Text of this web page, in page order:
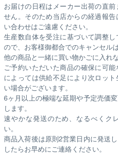
お届けの日程はメーカー出荷の直
せん。そのため当店からの経過報
い合わせはご遠慮ください。
生産数自体を受注に基づいて調整
ので、お客様御都合でのキャンセル
他の商品と一緒に買い物かごに入れ
ご予約いただいた商品の確保に可
によっては供給不足により次ロッ
い場合がございます。
6ヶ月以上の極端な延期や予定売価
します。
速やかな発送のため、なるべくク
い。
商品入荷後は原則2営業日内に発送
したらお早めにご連絡ください。